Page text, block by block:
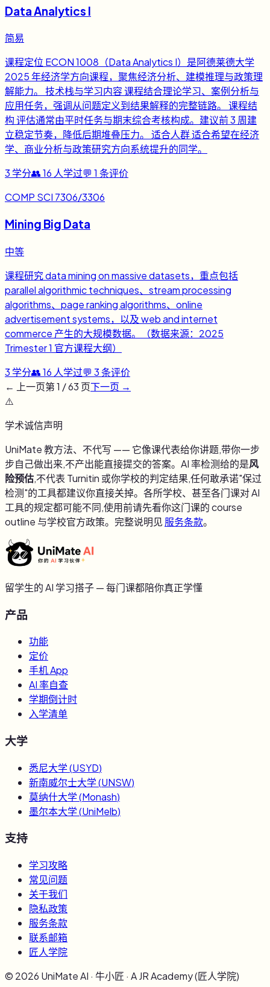
Data Analytics I
简易
课程定位 ECON 1008（Data Analytics I）是阿德莱德大学
2025 年经济学方向课程，聚焦经济分析、建模推理与政策理
解能力。 技术栈与学习内容 课程结合理论学习、案例分析与
应用任务，强调从问题定义到结果解释的完整链路。 课程结
构 评估通常由平时任务与期末综合考核构成。建议前 3 周建
立稳定节奏，降低后期堆叠压力。 适合人群 适合希望在经济
学、商业分析与政策研究方向系统提升的同学。
3 学分👥16 人学过💬 1 条评价
COMP SCI 7306/3306
Mining Big Data
中等
课程研究 data mining on massive datasets，重点包括
parallel algorithmic techniques、stream processing
algorithms、page ranking algorithms、online
advertisement systems，以及 web and internet
commerce 产生的大规模数据。（数据来源：2025
Trimester 1 官方课程大纲）
3 学分👥16 人学过💬 3条评价
← 上一页第1 /63 页下一页 →
⚠️
学术诚信声明
UniMate 教方法、不代写 —— 它像课代表给你讲题,带你一步
步自己做出来,不产出能直接提交的答案。AI 率检测给的是风
险预估,不代表 Turnitin 或你学校的判定结果,任何敢承诺"保过
检测"的工具都建议你直接关掉。各所学校、甚至各门课对 AI
工具的规定都可能不同,使用前请先看你这门课的 course
outline 与学校官方政策。完整说明见 服务条款。
留学生的 AI 学习搭子 — 每门课都陪你真正学懂
产品
功能
定价
手机 App
AI 率自查
学期倒计时
入学清单
大学
悉尼大学(USYD)
新南威尔士大学(UNSW)
莫纳什大学(Monash)
墨尔本大学(UniMelb)
支持
学习攻略
常见问题
关于我们
隐私政策
服务条款
联系邮箱
匠人学院
© 2026 UniMate AI · 牛小匠 · A JR Academy (匠人学院)